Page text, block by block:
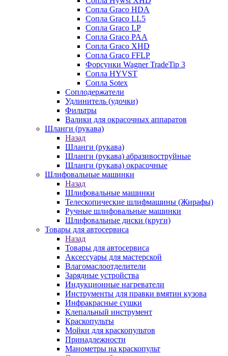
Сопла Graco HDA
Сопла Graco LL5
Сопла Graco LP
Сопла Graco PAA
Сопла Graco XHD
Сопла Graco FFLP
Форсунки Wagner TradeTip 3
Сопла HYVST
Сопла Sotex
Соплодержатели
Удлинитель (удочки)
Фильтры
Валики для окрасочных аппаратов
Шланги (рукава)
Назад
Шланги (рукава)
Шланги (рукава) абразивоструйные
Шланги (рукава) окрасочные
Шлифовальные машинки
Назад
Шлифовальные машинки
Телескопические шлифмашины (Жирафы)
Ручные шлифовальные машинки
Шлифовальные диски (круги)
Товары для автосервиса
Назад
Товары для автосервиса
Аксессуары для мастерской
Влагомаслоотделители
Зарядные устройства
Индукционные нагреватели
Инструменты для правки вмятин кузова
Инфракрасные сушки
Клепальный инструмент
Краскопульты
Мойки для краскопультов
Принадлежности
Манометры на краскопульт